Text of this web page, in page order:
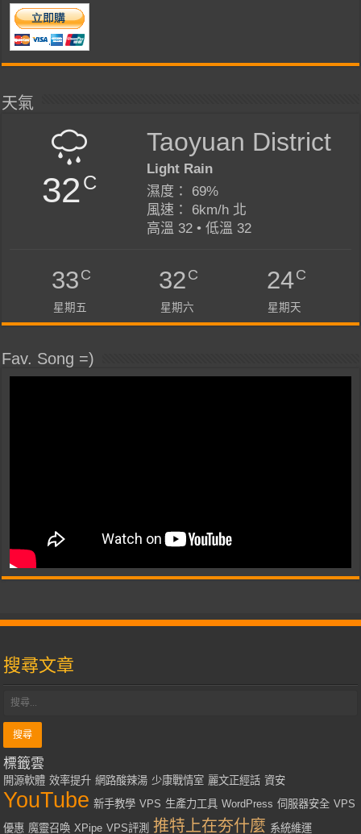
天氣
32C
Taoyuan District
Light Rain
濕度： 69%
風速： 6km/h 北
高溫 32 • 低溫 32
33C
星期五
32C
星期六
24C
星期天
Fav. Song =)
搜尋文章
標籤雲
開源軟體 效率提升 網路酸辣湯 少康戰情室 麗文正經話 資安
YouTube 新手教學 VPS 生產力工具 WordPress 伺服器安全 VPS
優惠 魔靈召喚 XPipe VPS評測 推特上在夯什麼 系統維運